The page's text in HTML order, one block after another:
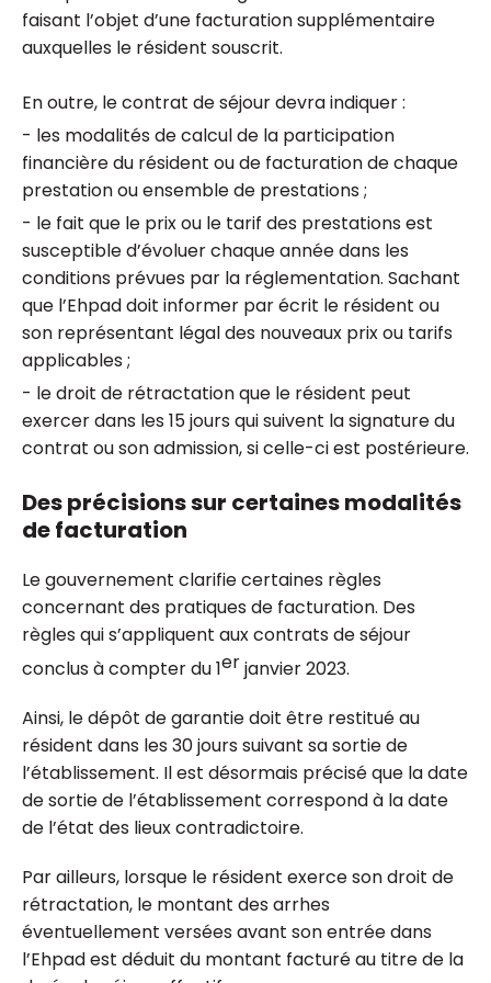
faisant l’objet d’une facturation supplémentaire
auxquelles le résident souscrit.
En outre, le contrat de séjour devra indiquer :
- les modalités de calcul de la participation
financière du résident ou de facturation de chaque
prestation ou ensemble de prestations ;
- le fait que le prix ou le tarif des prestations est
susceptible d’évoluer chaque année dans les
conditions prévues par la réglementation. Sachant
que l’Ehpad doit informer par écrit le résident ou
son représentant légal des nouveaux prix ou tarifs
applicables ;
- le droit de rétractation que le résident peut
exercer dans les 15 jours qui suivent la signature du
contrat ou son admission, si celle-ci est postérieure.
Des précisions sur certaines modalités
de facturation
Le gouvernement clarifie certaines règles
concernant des pratiques de facturation. Des
règles qui s’appliquent aux contrats de séjour
conclus à compter du 1erjanvier 2023.
Ainsi, le dépôt de garantie doit être restitué au
résident dans les 30 jours suivant sa sortie de
l’établissement. Il est désormais précisé que la date
de sortie de l’établissement correspond à la date
de l’état des lieux contradictoire.
Par ailleurs, lorsque le résident exerce son droit de
rétractation, le montant des arrhes
éventuellement versées avant son entrée dans
l’Ehpad est déduit du montant facturé au titre de la